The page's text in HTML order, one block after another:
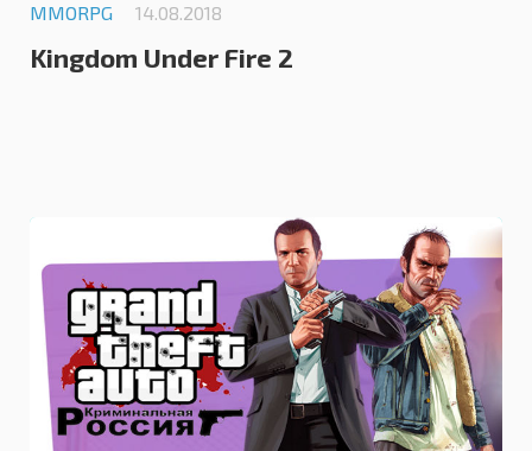
MMORPG 14.08.2018
Kingdom Under Fire 2
5.0